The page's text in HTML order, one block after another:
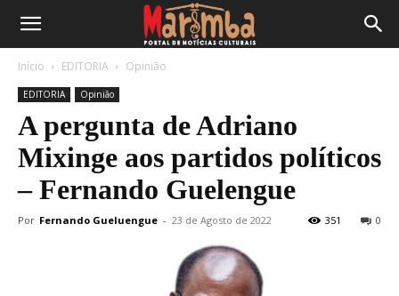
Início EDITORIA Opinião
EDITORIA Opinião
A pergunta de Adriano
Mixinge aos partidos políticos
– Fernando Guelengue
Por Fernando Gueluengue - 23 de Agosto de 2022 0
351